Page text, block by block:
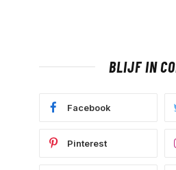
BLIJF IN
Facebook
Pinterest